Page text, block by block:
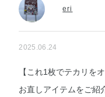
eri
2025.06.24
【これ1枚でテカリを
お直しアイテムをご紹